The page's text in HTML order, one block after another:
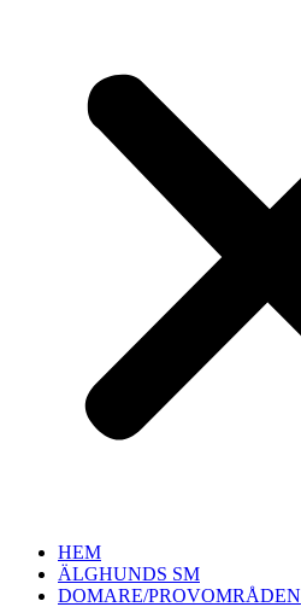
HEM
ÄLGHUNDS SM
DOMARE/PROVOMRÅDEN